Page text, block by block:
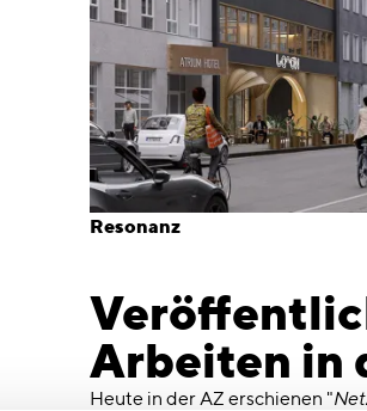
Resonanz
Arbeiten in
Heute in der AZ erschienen "